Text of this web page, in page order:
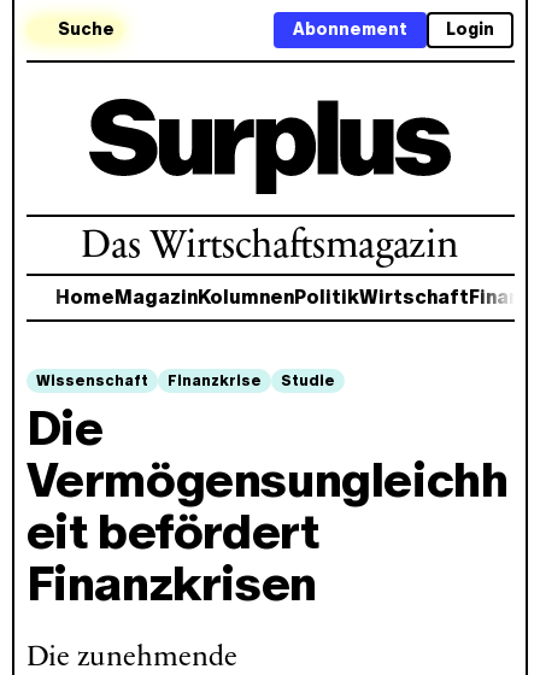
Suche Login
Abonnement
Das Wirtschaftsmagazin
Home MagazinKolumnenPolitikWirtschaft
Wissenschaft Finanzkrise Studie
Die
Vermögensungleichh
eit befördert
Finanzkrisen
Die zunehmende